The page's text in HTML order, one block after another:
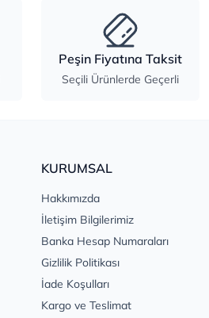
Peşin Fiyatına Taksit
Seçili Ürünlerde Geçerli
KURUMSAL
Hakkımızda
İletişim Bilgilerimiz
Banka Hesap Numaraları
Gizlilik Politikası
İade Koşulları
Kargo ve Teslimat